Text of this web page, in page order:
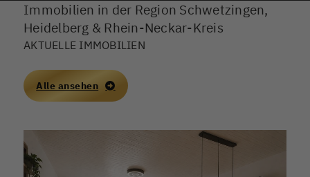
Immobilien in der Region Schwetzingen,
Heidelberg & Rhein-Neckar-Kreis
AKTUELLE IMMOBILIEN
Alle ansehen